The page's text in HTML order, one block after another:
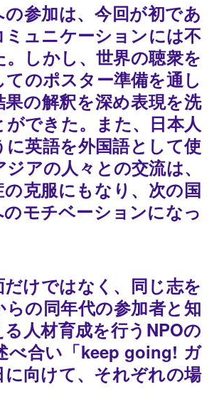
の参加は、今回が初であ
ミュニケーションには不
しかし、世界の聴衆を
のポスター準備を通し
果の解釈を深め表現を洗
できた。また、日本人
に英語を外国語として使
アの人々との交流は、
克服にもなり、次の国
モチベーションになっ
けではなく、同じ志を
の同年代の参加者と知
人材育成を行うNPOの
べ合い「keep going! ガ
向けて、それぞれの場